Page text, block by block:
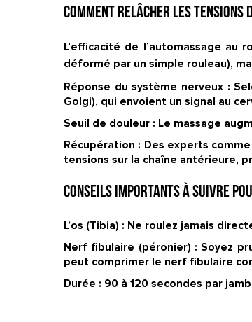
Comment relâcher les tensions
L’efficacité de l’automassage au
déformé par un simple rouleau),
Réponse du système nerveux :
Golgi), qui envoient un signal au
Seuil de douleur : Le massage
Récupération : Des experts
tensions sur la chaîne antérieure,
Conseils importants à suivre
L’os (Tibia) : Ne roulez jamais
Nerf fibulaire (péronier) : Soyez
peut comprimer le nerf fibulaire
Durée : 90 à 120 secondes par